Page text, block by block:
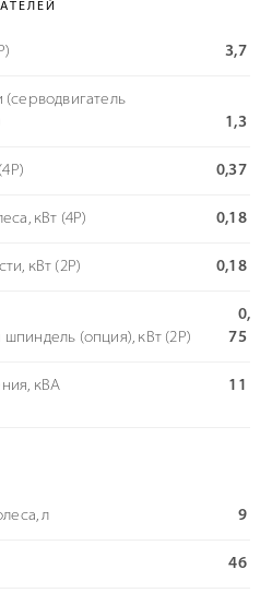
3,7
1,3
0,37
кВт (4P) 0,18
кВт (2P) 0,18
(опция), кВт (2P)
0,
75
кВА 11
л 9
46